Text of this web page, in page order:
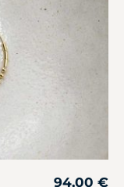
94,00 €